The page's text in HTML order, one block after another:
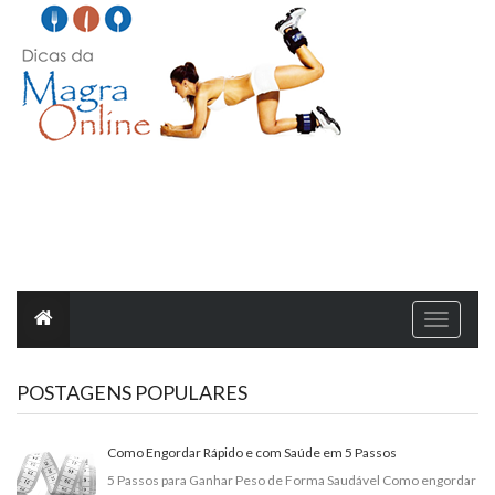
T
o
g
a
a
t
POSTAGENS POPULARES
Como Engordar Rápido e com Saúde em 5 Passos
5 Passos para Ganhar Peso de Forma Saudável Como engordar